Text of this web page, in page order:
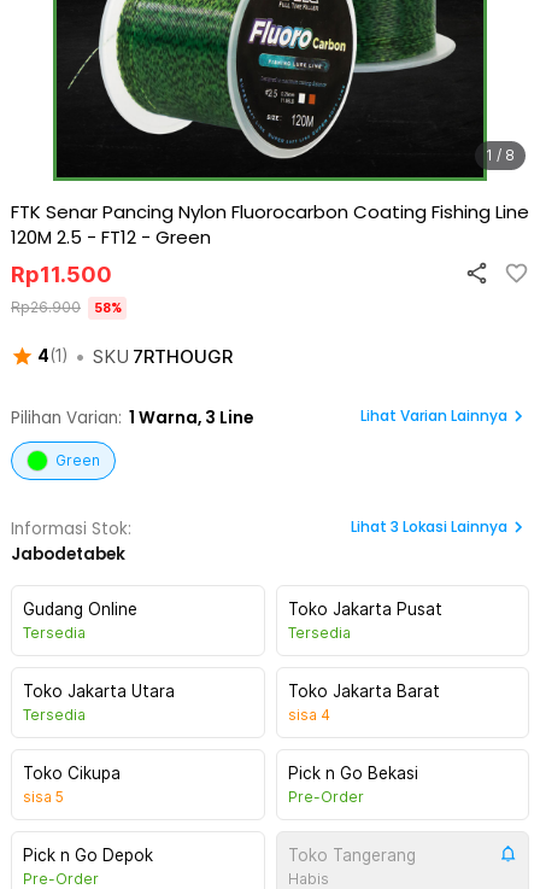
1 / 8
FTK Senar Pancing Nylon Fluorocarbon Coating Fishing Line
120M 2.5 - FT12 - Green
4(1 ) • SKU 7RTHOUGR
Rp11.500
Rp26.900 58%
Pilihan Varian: 1 Warna, 3 Line Lihat Varian Lainnya
Green
Informasi Stok:
Jabodetabek
Lihat 3 Lokasi Lainnya
Gudang Online
Tersedia
Toko Jakarta Pusat
Tersedia
Toko Jakarta Utara
Tersedia
Toko Jakarta Barat
sisa 4
Toko Cikupa
sisa 5
Pick n Go Bekasi
Pre-Order
Pick n Go Depok
Pre-Order
Toko Tangerang
Habis